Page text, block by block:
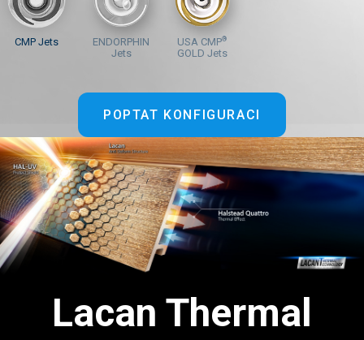
CMP Jets
ENDORPHIN
Jets
USA CMP®
GOLD Jets
POPTAT KONFIGURACI
Lacan Thermal